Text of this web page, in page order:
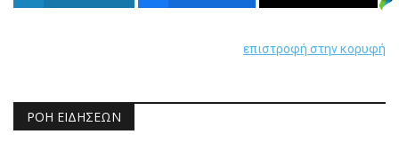
επιστροφή στην κορυφή
ΡΟΉ ΕΙΔΉΣΕΩΝ